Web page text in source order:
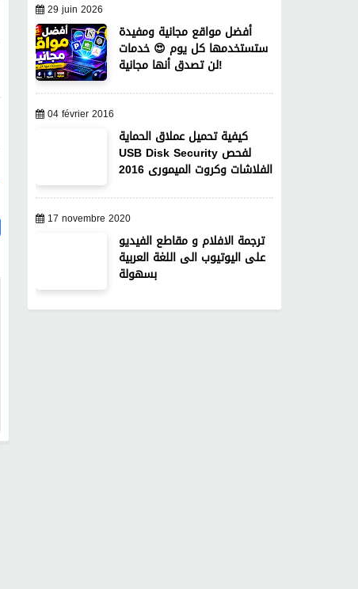
29 juin 2026
أفضل مواقع مجانية ومفيدة
ستستخدمها كل يوم 😍 خدمات
لن تصدق أنها مجانية!
04 février 2016
كيفية تحميل عملاق الحماية
USB Disk Security لفحص
الفلاشات وكروت الميمورى 2016
17 novembre 2020
ترجمة الافلام و مقاطع الفيديو
على اليوتيوب الى اللغة العربية
بسهولة